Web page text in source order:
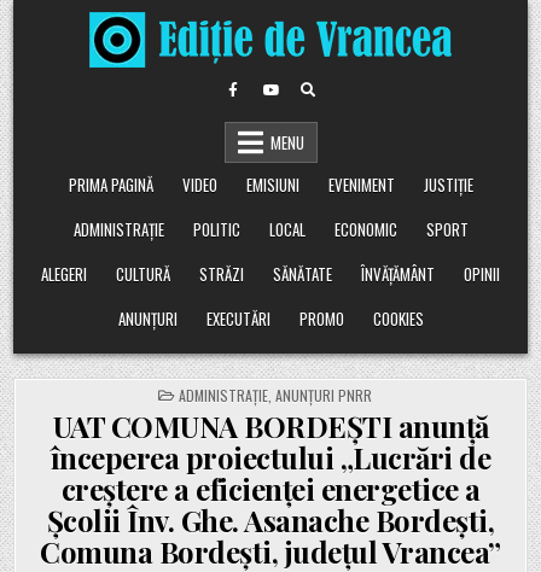
Skip
to
content
MENU
PRIMA PAGINĂ
VIDEO EMISIUNI EVENIMENT
JUSTIȚIE
ADMINISTRAȚIE
POLITIC LOCAL ECONOMIC
SPORT
ALEGERI
CULTURĂ STRĂZI SĂNĂTATE ÎNVĂȚĂMÂNT
OPINII
ANUNȚURI
EXECUTĂRI PROMO COOKIES
POSTED
IN
ADMINISTRAȚIE, ANUNȚURI PNRR
UAT COMUNA BORDEȘTI anunță
începerea proiectului „Lucrări de
creștere a eficienței energetice a
Școlii Înv. Ghe. Asanache Bordești,
Comuna Bordești, județul Vrancea”